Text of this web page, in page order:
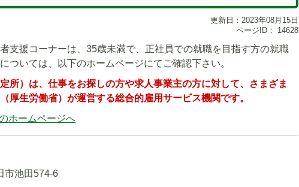
更新日：2023年08月15日
ページID：
14628
支援コーナーは、35歳未満で、正社員での就職を目指す方の就職
ついては、以下のホームページにてご確認下さい。
所）は、仕事をお探しの方や求人事業主の方に対して、さまざま
厚生労働省）が運営する総合的雇用サービス機関です。
ホームページへ
市池田574-6